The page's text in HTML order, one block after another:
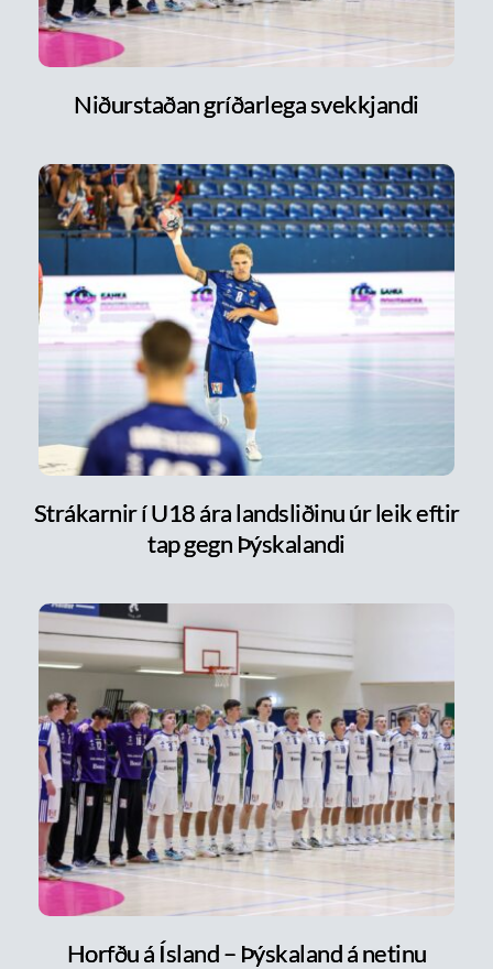
Niðurstaðan gríðarlega svekkjandi
Strákarnir í U18 ára landsliðinu úr leik eftir
tap gegn Þýskalandi
Horfðu á Ísland – Þýskaland á netinu